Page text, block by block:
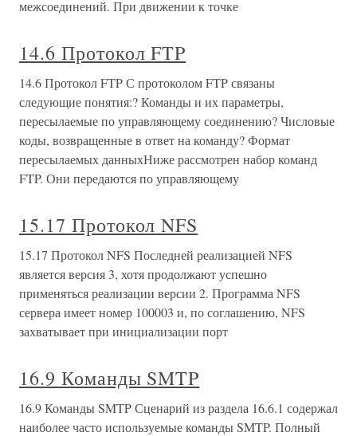
межсоединений. При движении к точке
14.6 Протокол FTP
14.6 Протокол FTP С протоколом FTP связаны
следующие понятия:? Команды и их параметры,
пересылаемые по управляющему соединению? Числовые
коды, возвращенные в ответ на команду? Формат
пересылаемых данныхНиже рассмотрен набор команд
FTP. Они передаются по управляющему
15.17 Протокол NFS
15.17 Протокол NFS Последней реализацией NFS
является версия 3, хотя продолжают успешно
применяться реализации версии 2. Программа NFS
сервера имеет номер 100003 и, по соглашению, NFS
захватывает при инициализации порт
16.9 Команды SMTP
16.9 Команды SMTP Сценарий из раздела 16.6.1 содержал
наиболее часто используемые команды SMTP. Полный